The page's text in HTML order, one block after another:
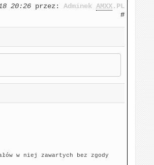
20:26przez: Adminek AMXX.PL
#
w niej zawartych bez zgody